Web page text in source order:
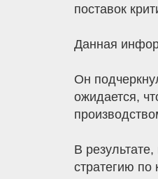
поставок
Данная
Он
ожидается,
В
стратегию по